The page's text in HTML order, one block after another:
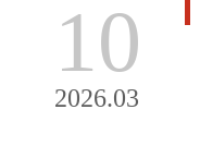
10
2026.03